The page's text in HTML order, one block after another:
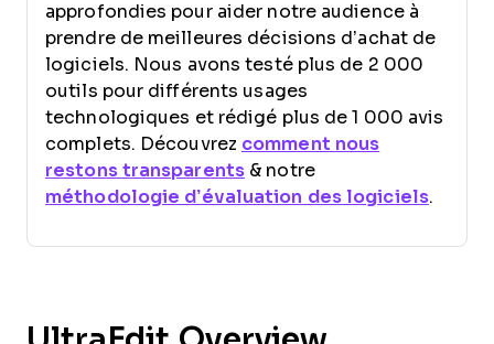
approfondies pour aider notre audience à
prendre de meilleures décisions d’achat de
logiciels. Nous avons testé plus de 2 000
outils pour différents usages
technologiques et rédigé plus de 1 000 avis
complets. Découvrez comment nous
restons transparents & notre
méthodologie d’évaluation des logiciels.